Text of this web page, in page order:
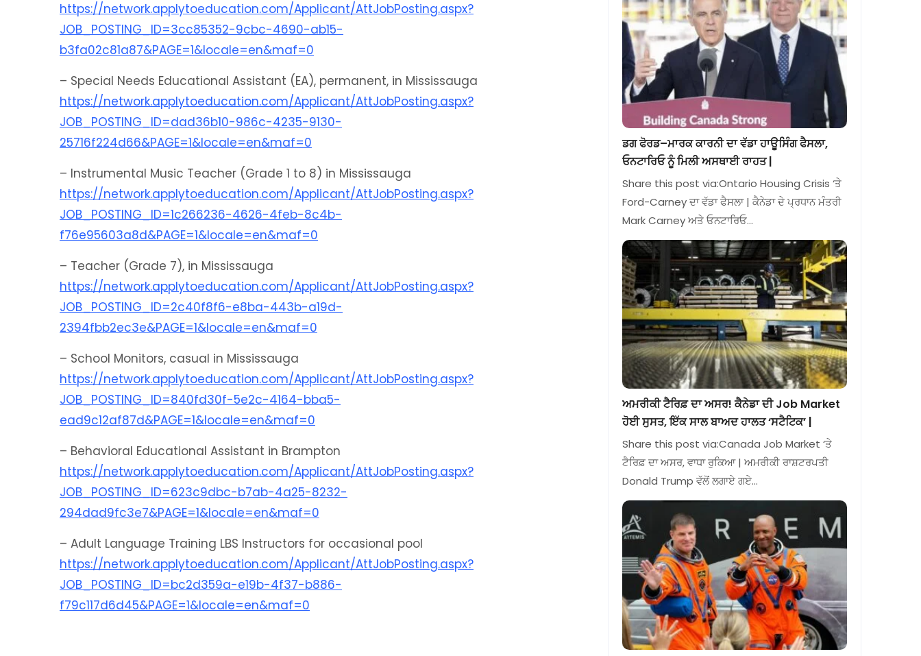
https://network.applytoeducation.com/Applicant/AttJobPosting.aspx?
JOB_POSTING_ID=3cc85352-9cbc-4690-ab15-
b3fa02c81a87&PAGE=1&locale=en&maf=0
– Special Needs Educational Assistant (EA), permanent, in Mississauga
https://network.applytoeducation.com/Applicant/AttJobPosting.aspx?
JOB_POSTING_ID=dad36b10-986c-4235-9130-
25716f224d66&PAGE=1&locale=en&maf=0
– Instrumental Music Teacher (Grade 1 to 8) in Mississauga
https://network.applytoeducation.com/Applicant/AttJobPosting.aspx?
JOB_POSTING_ID=1c266236-4626-4feb-8c4b-
f76e95603a8d&PAGE=1&locale=en&maf=0
– Teacher (Grade 7), in Mississauga
https://network.applytoeducation.com/Applicant/AttJobPosting.aspx?
JOB_POSTING_ID=2c40f8f6-e8ba-443b-a19d-
2394fbb2ec3e&PAGE=1&locale=en&maf=0
– School Monitors, casual in Mississauga
https://network.applytoeducation.com/Applicant/AttJobPosting.aspx?
JOB_POSTING_ID=840fd30f-5e2c-4164-bba5-
ead9c12af87d&PAGE=1&locale=en&maf=0
– Behavioral Educational Assistant in Brampton
https://network.applytoeducation.com/Applicant/AttJobPosting.aspx?
JOB_POSTING_ID=623c9dbc-b7ab-4a25-8232-
294dad9fc3e7&PAGE=1&locale=en&maf=0
– Adult Language Training LBS Instructors for occasional pool
https://network.applytoeducation.com/Applicant/AttJobPosting.aspx?
JOB_POSTING_ID=bc2d359a-e19b-4f37-b886-
f79c117d6d45&PAGE=1&locale=en&maf=0
ਡਗ ਫੋਰਡ–ਮਾਰਕ ਕਾਰਨੀ ਦਾ ਵੱਡਾ ਹਾਊਸਿੰਗ ਫੈਸਲਾ,
ਓਨਟਾਰਿਓ ਨੂੰ ਮਿਲੀ ਅਸਥਾਈ ਰਾਹਤ |
Share this post via:Ontario Housing Crisis ‘ਤੇ
Ford-Carney ਦਾ ਵੱਡਾ ਫੈਸਲਾ | ਕੈਨੇਡਾ ਦੇ ਪ੍ਰਧਾਨ ਮੰਤਰੀ
Mark Carney ਅਤੇ ਓਨਟਾਰਿਓ…
ਅਮਰੀਕੀ ਟੈਰਿਫ਼ ਦਾ ਅਸਰ! ਕੈਨੇਡਾ ਦੀ Job Market
ਹੋਈ ਸੁਸਤ, ਇੱਕ ਸਾਲ ਬਾਅਦ ਹਾਲਤ ‘ਸਟੈਟਿਕ’ |
Share this post via:Canada Job Market ‘ਤੇ
ਟੈਰਿਫ਼ ਦਾ ਅਸਰ, ਵਾਧਾ ਰੁਕਿਆ | ਅਮਰੀਕੀ ਰਾਸ਼ਟਰਪਤੀ
Donald Trump ਵੱਲੋਂ ਲਗਾਏ ਗਏ…